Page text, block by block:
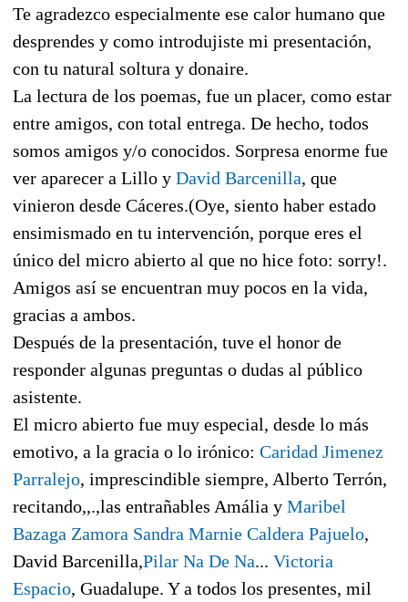
Te agradezco especialmente ese calor humano que
desprendes y como introdujiste mi presentación,
con tu natural soltura y donaire.
La lectura de los poemas, fue un placer, como estar
entre amigos, con total entrega. De hecho, todos
somos amigos y/o conocidos. Sorpresa enorme fue
ver aparecer a Lillo y David Barcenilla, que
vinieron desde Cáceres.(Oye, siento haber estado
ensimismado en tu intervención, porque eres el
único del micro abierto al que no hice foto: sorry!.
Amigos así se encuentran muy pocos en la vida,
gracias a ambos.
Después de la presentación, tuve el honor de
responder algunas preguntas o dudas al público
asistente.
El micro abierto fue muy especial, desde lo más
emotivo, a la gracia o lo irónico: Caridad Jimenez
Parralejo, imprescindible siempre, Alberto Terrón,
recitando,,.,las entrañables Amália y Maribel
Bazaga Zamora Sandra Marnie Caldera Pajuelo,
David Barcenilla,Pilar Na De Na... Victoria
Espacio, Guadalupe. Y a todos los presentes, mil